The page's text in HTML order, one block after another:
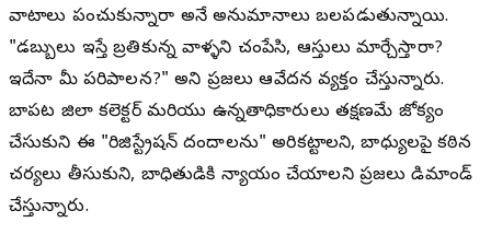
వాటాలు పంచుకున్నారా అనే అనుమానాలు బలపడుతున్నాయి.
"డబ్బులు ఇస్తే బ్రతికున్న వాళ్ళని చంపేసి, ఆస్తులు మార్చేస్తారా?
ఇదేనా మీ పరిపాలన?" అని ప్రజలు ఆవేదన వ్యక్తం చేస్తున్నారు.
బాపట్ల జిల్లా కలెక్టర్ మరియు ఉన్నతాధికారులు తక్షణమే జోక్యం
చేసుకుని ఈ "రిజిస్ట్రేషన్ దందాలను" అరికట్టాలని, బాధ్యులపై కఠిన
చర్యలు తీసుకుని, బాధితుడికి న్యాయం చేయాలని ప్రజలు డిమాండ్
చేస్తున్నారు.